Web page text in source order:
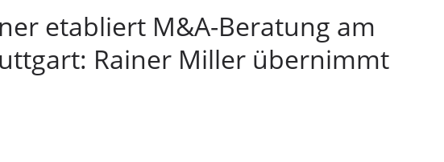
etabliert M&A-Beratung am
Rainer Miller übernimmt